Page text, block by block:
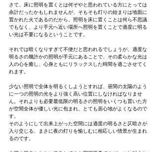
さて、床に照明を置くとは何ぞやと思われている方にとっては
余計だったかもしれませんが、そもそも灯りの始まりは地面に
置かれた火であるのだから、照明を床に置くことは何ら不思議
でもなく、より手元へ近い場所へ照明を置くことで過度に明る
い光は不要になるということです。
それでは暗くなりすぎて不便だと思われるでしょうが、適度な
明るさの幾許かの照明が手元にあることで、その柔らかな光は
人の心を癒し、心身ともにリラックスした時間を過ごさせてく
れます。
少ない照明で全体を明るくしようとすれば、昼間の太陽のよう
に一つの照明の光をより強く高い位置にしなければなりませ
ん。それよりも必要最低限の明るさの照明をいくつも置いた方
が空間全体が優しい光に包まれ、とても居心地がよくなるので
す。
そのようにして出来上がった空間には適度の明るさと仄暗さが
入り交じる、まさに夜の灯りを愉しむに相応しい情景が生まれ
るのです。